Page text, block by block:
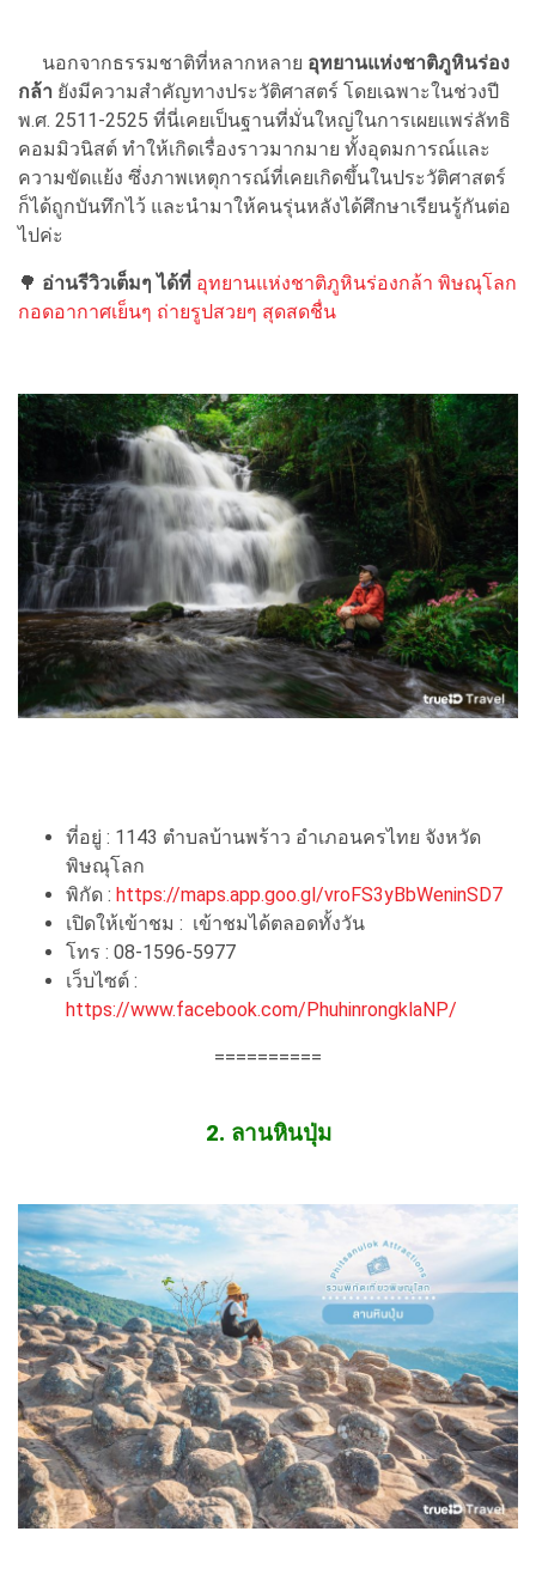
นอกจากธรรมชาติที่หลากหลาย อุทยานแห่งชาติภูหินร่อง
กล้า ยังมีความสำคัญทางประวัติศาสตร์ โดยเฉพาะในช่วงปี
พ.ศ. 2511-2525 ที่นี่เคยเป็นฐานที่มั่นใหญ่ในการเผยแพร่ลัทธิ
คอมมิวนิสต์ ทำให้เกิดเรื่องราวมากมาย ทั้งอุดมการณ์และ
ความขัดแย้ง ซึ่งภาพเหตุการณ์ที่เคยเกิดขึ้นในประวัติศาสตร์
ก็ได้ถูกบันทึกไว้ และนำมาให้คนรุ่นหลังได้ศึกษาเรียนรู้กันต่อ
ไปค่ะ
🌳 อ่านรีวิวเต็มๆ ได้ที่ อุทยานแห่งชาติภูหินร่องกล้า พิษณุโลก
กอดอากาศเย็นๆ ถ่ายรูปสวยๆ สุดสดชื่น
ที่อยู่ : 1143 ตำบลบ้านพร้าว อำเภอนครไทย จังหวัด
พิษณุโลก
พิกัด : https://maps.app.goo.gl/vroFS3yBbWeninSD7
เปิดให้เข้าชม : เข้าชมได้ตลอดทั้งวัน
โทร : 08-1596-5977
เว็บไซต์ :
https://www.facebook.com/PhuhinrongklaNP/
==========
2. ลานหินปุ่ม